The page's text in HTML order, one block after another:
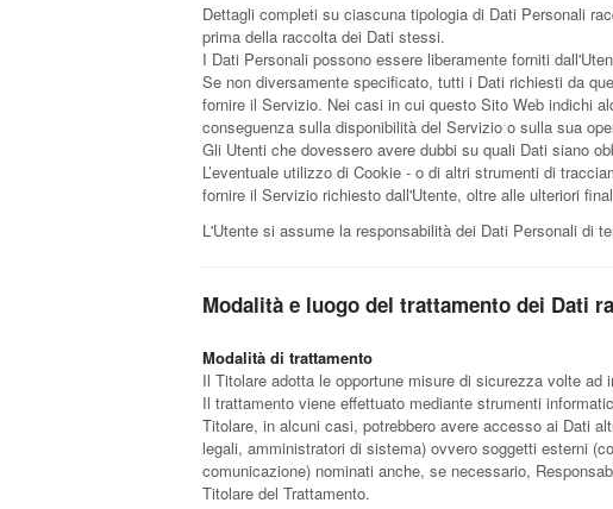
Dettagli completi su ciascuna tipologia di Dati Personali
prima della raccolta dei Dati stessi.
I Dati Personali possono essere liberamente forniti
Se non diversamente specificato, tutti i Dati richiesti da
fornire il Servizio. Nei casi in cui questo Sito Web indichi
conseguenza sulla disponibilità del Servizio o sulla sua
Gli Utenti che dovessero avere dubbi su quali Dati siano
L’eventuale utilizzo di Cookie - o di altri strumenti di
fornire il Servizio richiesto dall'Utente, oltre alle ulteriori
L'Utente si assume la responsabilità dei Dati Personali di
Modalità e luogo del trattamento dei Dati
Modalità di trattamento
Il Titolare adotta le opportune misure di sicurezza volte
Il trattamento viene effettuato mediante strumenti
Titolare, in alcuni casi, potrebbero avere accesso ai Dati
legali, amministratori di sistema) ovvero soggetti esterni
comunicazione) nominati anche, se necessario,
Titolare del Trattamento.